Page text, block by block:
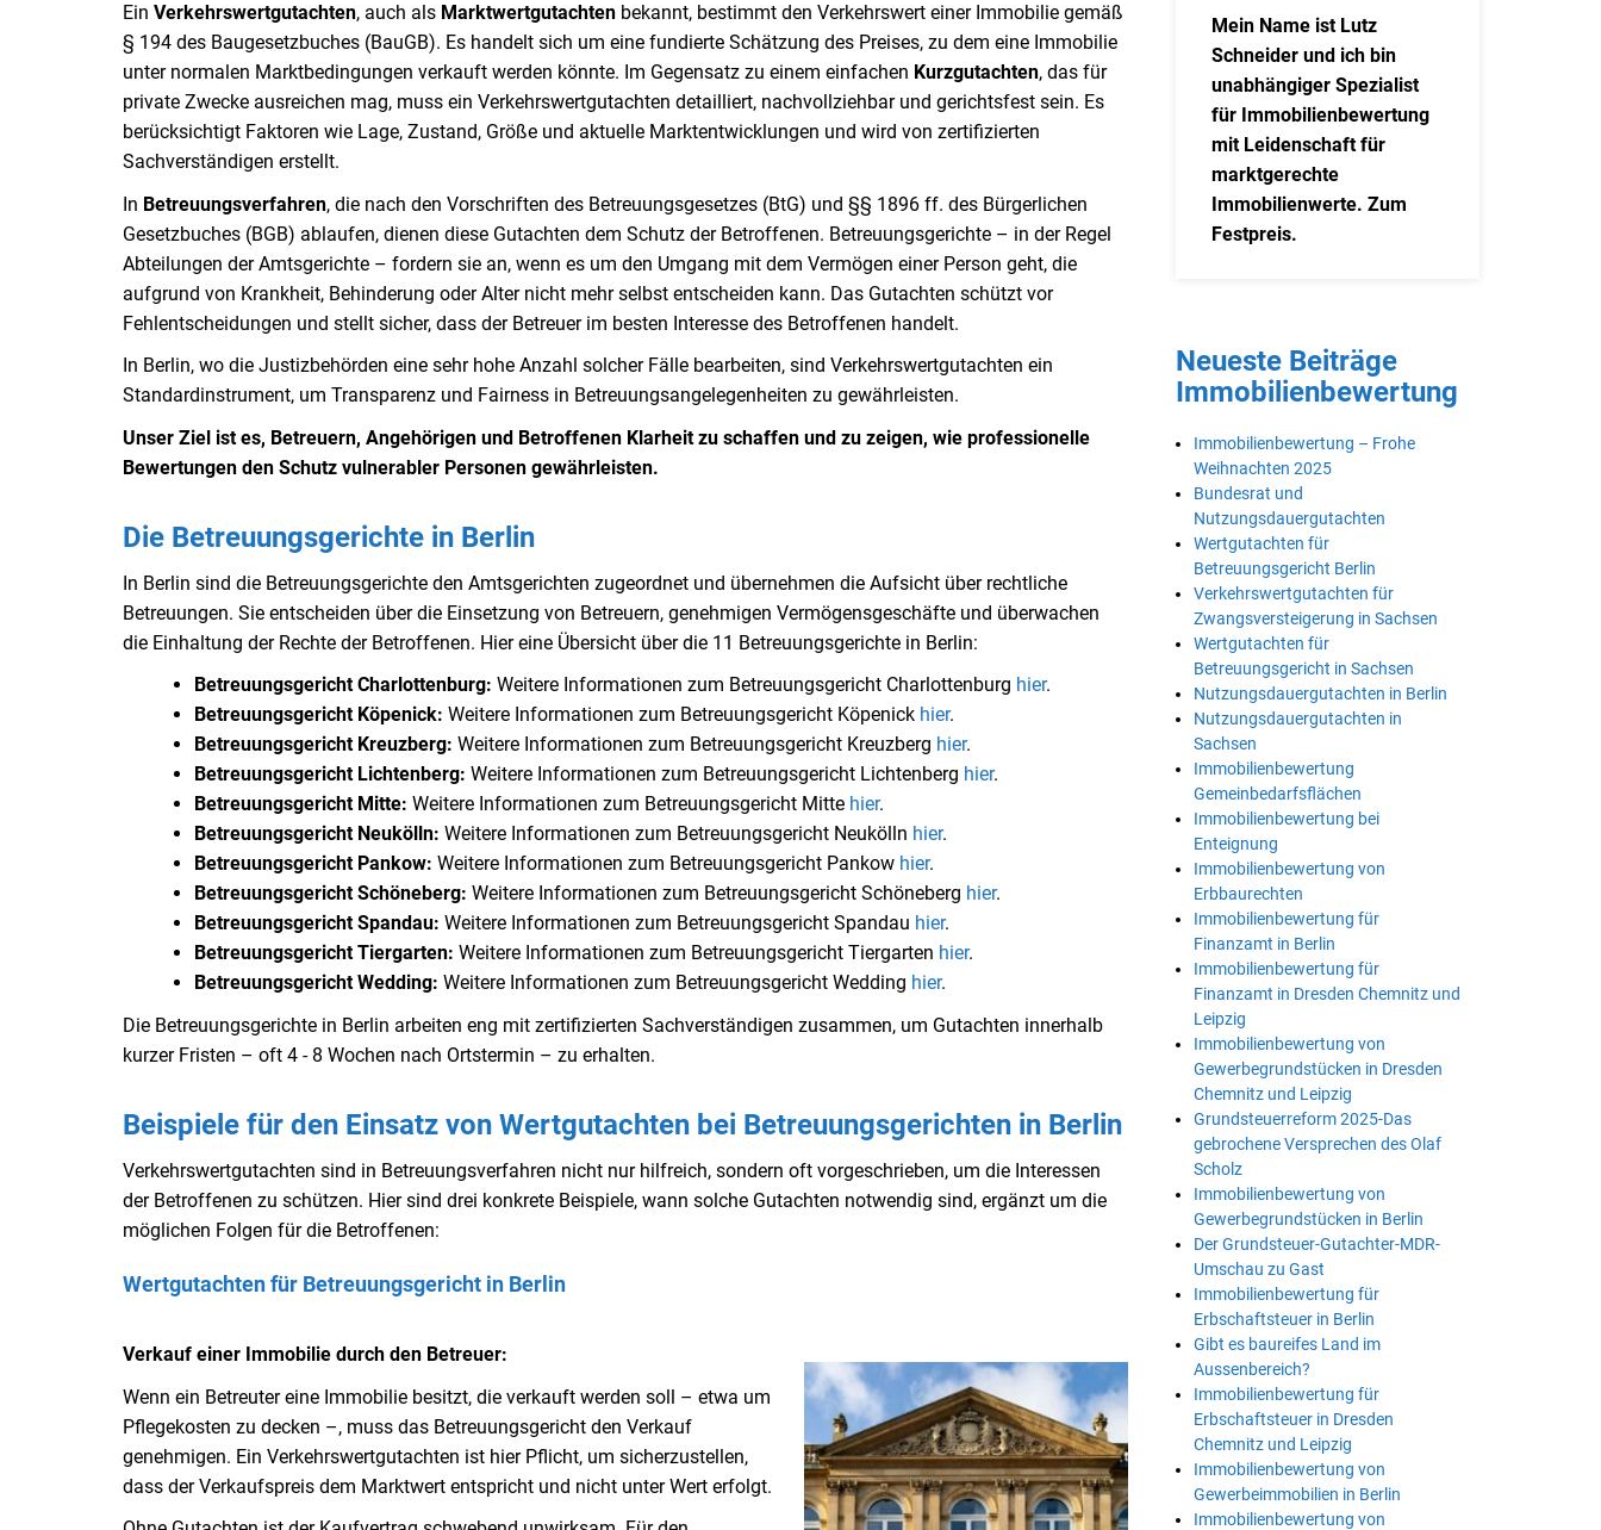
Ein Verkehrswertgutachten, auch als Marktwertgutachten bekannt, bestimmt den Verkehrswert einer Immobilie gemäß
§ 194 des Baugesetzbuches (BauGB). Es handelt sich um eine fundierte Schätzung des Preises, zu dem eine Immobilie
unter normalen Marktbedingungen verkauft werden könnte. Im Gegensatz zu einem einfachen Kurzgutachten, das für
private Zwecke ausreichen mag, muss ein Verkehrswertgutachten detailliert, nachvollziehbar und gerichtsfest sein. Es
berücksichtigt Faktoren wie Lage, Zustand, Größe und aktuelle Marktentwicklungen und wird von zertifizierten
Sachverständigen erstellt.
In Betreuungsverfahren, die nach den Vorschriften des Betreuungsgesetzes (BtG) und §§ 1896 ff. des Bürgerlichen
Gesetzbuches (BGB) ablaufen, dienen diese Gutachten dem Schutz der Betroffenen. Betreuungsgerichte – in der Regel
Abteilungen der Amtsgerichte – fordern sie an, wenn es um den Umgang mit dem Vermögen einer Person geht, die
aufgrund von Krankheit, Behinderung oder Alter nicht mehr selbst entscheiden kann. Das Gutachten schützt vor
Fehlentscheidungen und stellt sicher, dass der Betreuer im besten Interesse des Betroffenen handelt.
In Berlin, wo die Justizbehörden eine sehr hohe Anzahl solcher Fälle bearbeiten, sind Verkehrswertgutachten ein
Standardinstrument, um Transparenz und Fairness in Betreuungsangelegenheiten zu gewährleisten.
Unser Ziel ist es, Betreuern, Angehörigen und Betroffenen Klarheit zu schaffen und zu zeigen, wie professionelle
Bewertungen den Schutz vulnerabler Personen gewährleisten.
Die Betreuungsgerichte in Berlin
In Berlin sind die Betreuungsgerichte den Amtsgerichten zugeordnet und übernehmen die Aufsicht über rechtliche
Betreuungen. Sie entscheiden über die Einsetzung von Betreuern, genehmigen Vermögensgeschäfte und überwachen
die Einhaltung der Rechte der Betroffenen. Hier eine Übersicht über die 11 Betreuungsgerichte in Berlin:
Betreuungsgericht Charlottenburg: Weitere Informationen zum Betreuungsgericht Charlottenburg hier.
Betreuungsgericht Köpenick: Weitere Informationen zum Betreuungsgericht Köpenick hier.
Betreuungsgericht Kreuzberg: Weitere Informationen zum Betreuungsgericht Kreuzberg hier.
Betreuungsgericht Lichtenberg: Weitere Informationen zum Betreuungsgericht Lichtenberg hier.
Betreuungsgericht Mitte: Weitere Informationen zum Betreuungsgericht Mitte hier.
Betreuungsgericht Neukölln: Weitere Informationen zum Betreuungsgericht Neukölln hier.
Betreuungsgericht Pankow: Weitere Informationen zum Betreuungsgericht Pankow hier.
Betreuungsgericht Schöneberg: Weitere Informationen zum Betreuungsgericht Schöneberg hier.
Betreuungsgericht Spandau: Weitere Informationen zum Betreuungsgericht Spandau hier.
Betreuungsgericht Tiergarten: Weitere Informationen zum Betreuungsgericht Tiergarten hier.
Betreuungsgericht Wedding: Weitere Informationen zum Betreuungsgericht Wedding hier.
Die Betreuungsgerichte in Berlin arbeiten eng mit zertifizierten Sachverständigen zusammen, um Gutachten innerhalb
kurzer Fristen – oft 4 - 8 Wochen nach Ortstermin – zu erhalten.
Beispiele für den Einsatz von Wertgutachten bei Betreuungsgerichten in Berlin
Verkehrswertgutachten sind in Betreuungsverfahren nicht nur hilfreich, sondern oft vorgeschrieben, um die Interessen
der Betroffenen zu schützen. Hier sind drei konkrete Beispiele, wann solche Gutachten notwendig sind, ergänzt um die
möglichen Folgen für die Betroffenen:
Wertgutachten für Betreuungsgericht in Berlin
Verkauf einer Immobilie durch den Betreuer:
Wenn ein Betreuter eine Immobilie besitzt, die verkauft werden soll – etwa um
Pflegekosten zu decken –, muss das Betreuungsgericht den Verkauf
genehmigen. Ein Verkehrswertgutachten ist hier Pflicht, um sicherzustellen,
dass der Verkaufspreis dem Marktwert entspricht und nicht unter Wert erfolgt.
Mein Name ist Lutz
Schneider und ich bin
unabhängiger Spezialist
für Immobilienbewertung
mit Leidenschaft für
marktgerechte
Immobilienwerte. Zum
Festpreis.
Neueste Beiträge
Immobilienbewertung
Immobilienbewertung – Frohe
Weihnachten 2025
Bundesrat und
Nutzungsdauergutachten
Wertgutachten für
Betreuungsgericht Berlin
Verkehrswertgutachten für
Zwangsversteigerung in Sachsen
Wertgutachten für
Betreuungsgericht in Sachsen
Nutzungsdauergutachten in Berlin
Nutzungsdauergutachten in
Sachsen
Immobilienbewertung
Gemeinbedarfsflächen
Immobilienbewertung bei
Enteignung
Immobilienbewertung von
Erbbaurechten
Immobilienbewertung für
Finanzamt in Berlin
Immobilienbewertung für
Finanzamt in Dresden Chemnitz und
Leipzig
Immobilienbewertung von
Gewerbegrundstücken in Dresden
Chemnitz und Leipzig
Grundsteuerreform 2025-Das
gebrochene Versprechen des Olaf
Scholz
Immobilienbewertung von
Gewerbegrundstücken in Berlin
Der Grundsteuer-Gutachter-MDR-
Umschau zu Gast
Immobilienbewertung für
Erbschaftsteuer in Berlin
Gibt es baureifes Land im
Aussenbereich?
Immobilienbewertung für
Erbschaftsteuer in Dresden
Chemnitz und Leipzig
Immobilienbewertung von
Gewerbeimmobilien in Berlin
Immobilienbewertung von